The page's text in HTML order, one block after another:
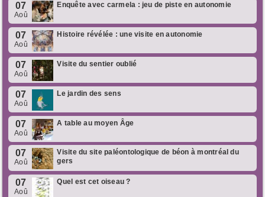
07
Aoû
Enquête avec carmela : jeu de piste en autonomie
07
Aoû
Histoire révélée : une visite en autonomie
07
Aoû
Visite du sentier oublié
07
Aoû
Le jardin des sens
07
Aoû
A table au moyen Âge
07
Aoû
Visite du site paléontologique de béon à montréal du
gers
07
Aoû
Quel est cet oiseau ?